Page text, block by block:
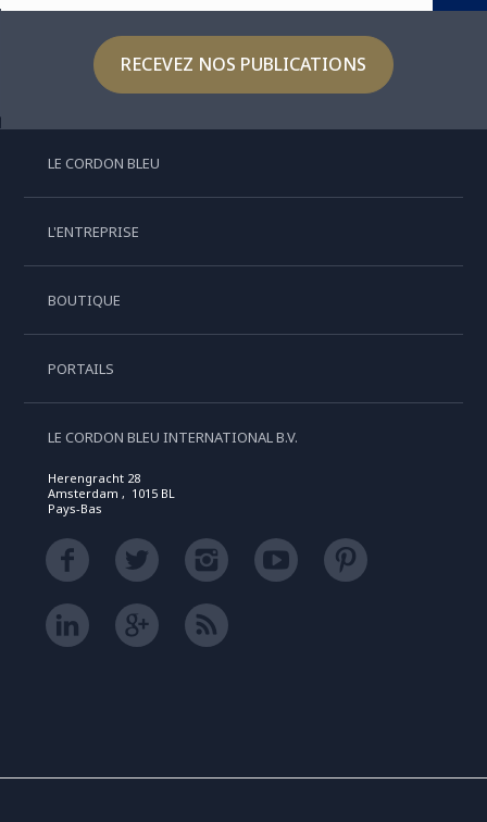
RECEVEZ NOS PUBLICATIONS
LE CORDON BLEU
L'ENTREPRISE
BOUTIQUE
PORTAILS
LE CORDON BLEU INTERNATIONAL B.V.
Herengracht 28
Amsterdam , 1015 BL
Pays-Bas